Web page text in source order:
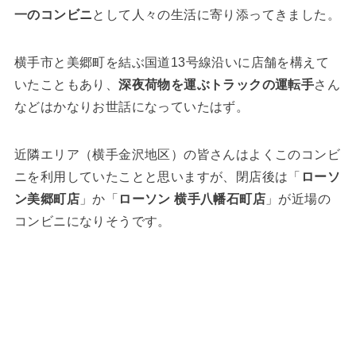
一のコンビニとして人々の生活に寄り添ってきました。
横手市と美郷町を結ぶ国道13号線沿いに店舗を構えて
いたこともあり、深夜荷物を運ぶトラックの運転手さん
などはかなりお世話になっていたはず。
近隣エリア（横手金沢地区）の皆さんはよくこのコンビ
ニを利用していたことと思いますが、閉店後は「 ローソ
ン美郷町店」か「 ローソン 横手八幡石町店」が近場の
コンビニになりそうです。